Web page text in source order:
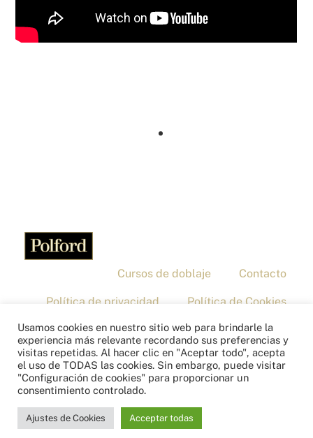
Cursos de doblaje Contacto
Política de privacidad Política de Cookies
Aviso legal
Copyright © 2026 – Polford
Usamos cookies en nuestro sitio web para brindarle la
experiencia más relevante recordando sus preferencias y
visitas repetidas. Al hacer clic en "Aceptar todo", acepta
el uso de TODAS las cookies. Sin embargo, puede visitar
"Configuración de cookies" para proporcionar un
consentimiento controlado.
Ajustes de Cookies Acceptar todas